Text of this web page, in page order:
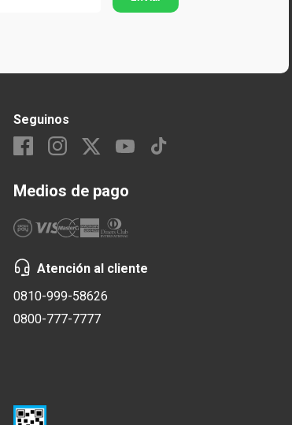
Seguinos
Medios de pago
Atención al cliente
0810-999-58626
0800-777-7777